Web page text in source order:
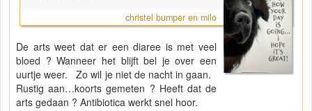
christel bumper en milo
De arts weet dat er een diaree is met veel
bloed ? Wanneer het blijft bel je over een
uurtje weer. Zo wil je niet de nacht in gaan.
Rustig aan…koorts gemeten ? Heeft dat de
arts gedaan ? Antibiotica werkt snel hoor.